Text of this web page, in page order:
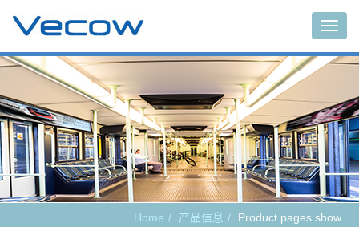
Home 产品信息 Product pages show